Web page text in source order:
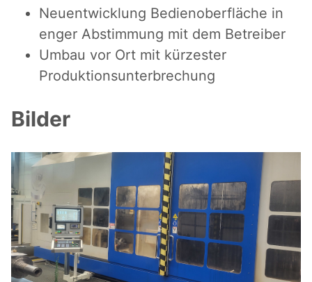
Neuentwicklung Bedienoberfläche in
enger Abstimmung mit dem Betreiber
Umbau vor Ort mit kürzester
Produktionsunterbrechung
Bilder